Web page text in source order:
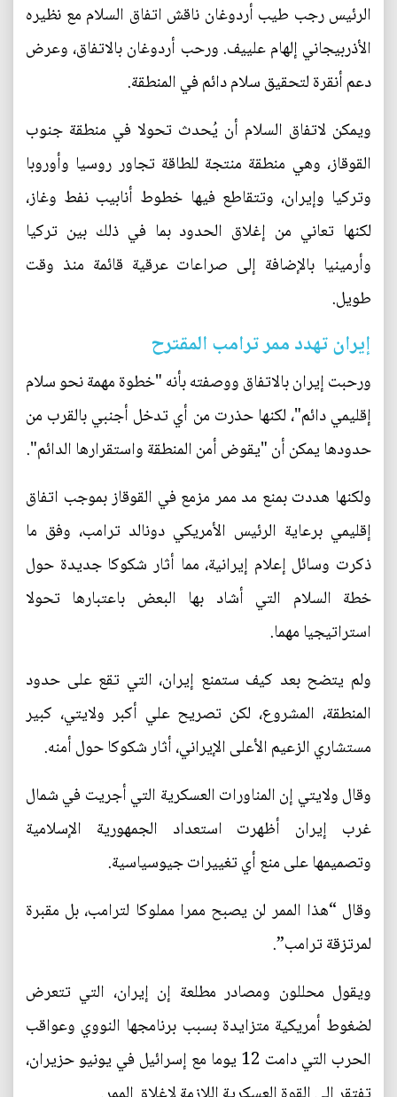
الرئيس رجب طيب أردوغان ناقش اتفاق السلام مع نظيره
الأذربيجاني إلهام علييف. ورحب أردوغان بالاتفاق، وعرض
دعم أنقرة لتحقيق سلام دائم في المنطقة.
ويمكن لاتفاق السلام أن يُحدث تحولا في منطقة جنوب
القوقاز، وهي منطقة منتجة للطاقة تجاور روسيا وأوروبا
وتركيا وإيران، وتتقاطع فيها خطوط أنابيب نفط وغاز،
لكنها تعاني من إغلاق الحدود بما في ذلك بين تركيا
وأرمينيا بالإضافة إلى صراعات عرقية قائمة منذ وقت
طويل.
إيران تهدد ممر ترامب المقترح
ورحبت إيران بالاتفاق ووصفته بأنه "خطوة مهمة نحو سلام
إقليمي دائم"، لكنها حذرت من أي تدخل أجنبي بالقرب من
حدودها يمكن أن "يقوض أمن المنطقة واستقرارها الدائم".
ولكنها هددت بمنع مد ممر مزمع في القوقاز بموجب اتفاق
إقليمي برعاية الرئيس الأمريكي دونالد ترامب، وفق ما
ذكرت وسائل إعلام إيرانية، مما أثار شكوكا جديدة حول
خطة السلام التي أشاد بها البعض باعتبارها تحولا
استراتيجيا مهما.
ولم يتضح بعد كيف ستمنع إيران، التي تقع على حدود
المنطقة، المشروع، لكن تصريح علي أكبر ولايتي، كبير
مستشاري الزعيم الأعلى الإيراني، أثار شكوكا حول أمنه.
وقال ولايتي إن المناورات العسكرية التي أجريت في شمال
غرب إيران أظهرت استعداد الجمهورية الإسلامية
وتصميمها على منع أي تغييرات جيوسياسية.
وقال “هذا الممر لن يصبح ممرا مملوكا لترامب، بل مقبرة
لمرتزقة ترامب”.
ويقول محللون ومصادر مطلعة إن إيران، التي تتعرض
لضغوط أمريكية متزايدة بسبب برنامجها النووي وعواقب
الحرب التي دامت 12 يوما مع إسرائيل في يونيو حزيران،